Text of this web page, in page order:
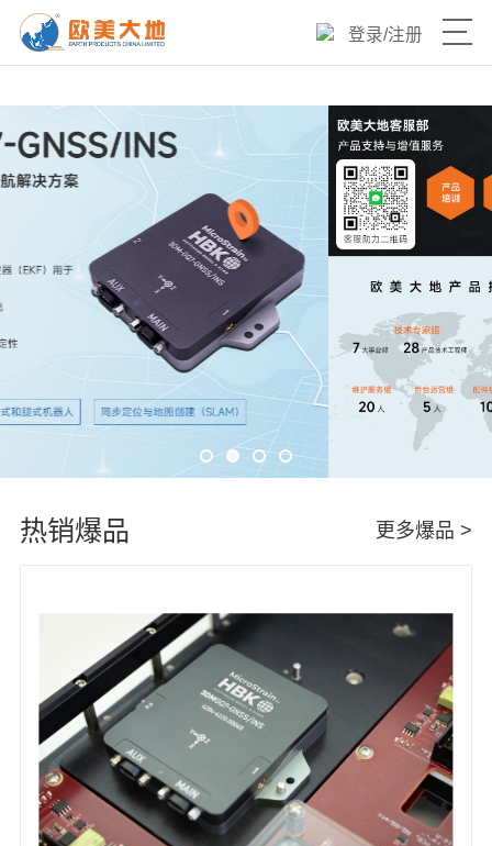
登录/注册
热销爆品
优选产品
技术与服务
欧美大地官网
热销爆品 更多爆品 >